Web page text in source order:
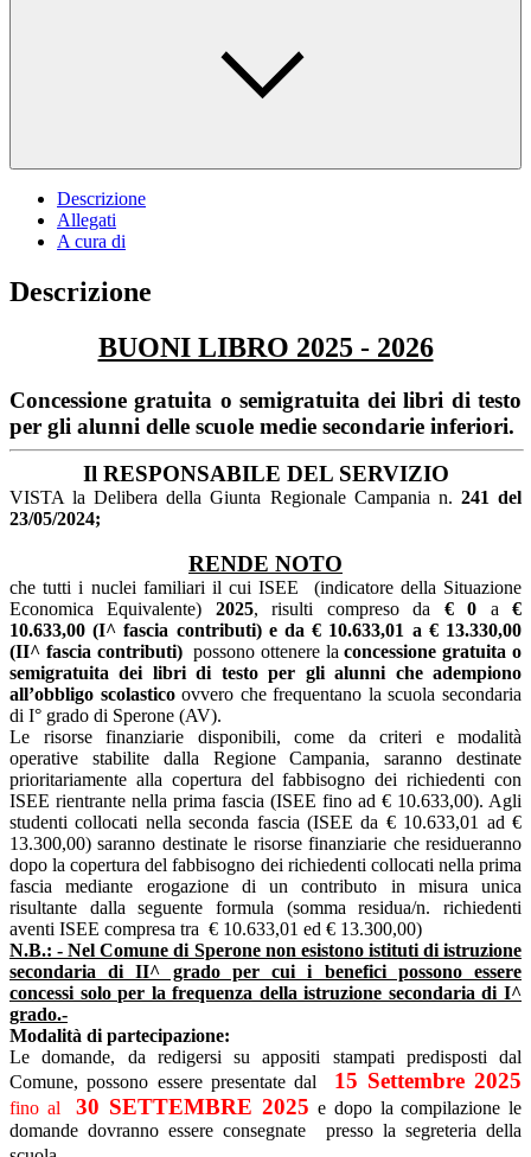
Descrizione
Allegati
A cura di
Descrizione
BUONI LIBRO 2025 - 2026
Concessione gratuita o semigratuita dei libri di testo
per gli alunni delle scuole medie secondarie inferiori.
Il RESPONSABILE DEL SERVIZIO
VISTA la Delibera della Giunta Regionale Campania n. 241 del
23/05/2024;
RENDE NOTO
che tutti i nuclei familiari il cui ISEE (indicatore della Situazione
Economica Equivalente) 2025, risulti compreso da € 0 a€
10.633,00 (I^ fascia contributi) e da € 10.633,01 a € 13.330,00
(II^ fascia contributi) possono ottenere laconcessione gratuita o
semigratuita dei libri di testo per gli alunni che adempiono
all’obbligo scolasticoovvero che frequentano la scuola secondaria
di I° grado di Sperone (AV).
Le risorse finanziarie disponibili, come da criteri e modalità
operative stabilite dalla Regione Campania, saranno destinate
prioritariamente alla copertura del fabbisogno dei richiedenti con
ISEE rientrante nella prima fascia (ISEE fino ad € 10.633,00). Agli
studenti collocati nella seconda fascia (ISEE da € 10.633,01 ad €
13.300,00) saranno destinate le risorse finanziarie che residueranno
dopo la copertura del fabbisogno dei richiedenti collocati nella prima
fascia mediante erogazione di un contributo in misura unica
risultante dalla seguente formula (somma residua/n. richiedenti
aventi ISEE compresa tra € 10.633,01 ed € 13.300,00)
N.B.: - Nel Comune di Sperone non esistono istituti di istruzione
secondaria di II^ grado per cui i benefici possono essere
concessi solo per la frequenza della istruzione secondaria di I^
grado.-
Modalità di partecipazione:
Le domande, da redigersi su appositi stampati predisposti dal
Comune, possono essere presentate dal
15 Settembre 2025
fino al30 SETTEMBRE 2025e dopo la compilazione le
domande dovranno essere consegnate
presso la segreteria della